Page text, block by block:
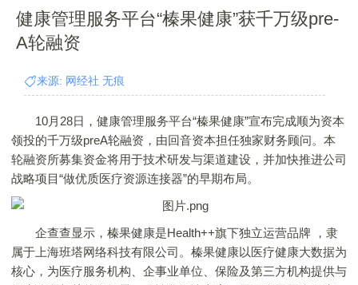
健康管理服务平台“榛果健康”获千万级pre-
A轮融资
来源: 网经社 无痕
10月28日，健康管理服务平台“榛果健康”宣布完成顺为资本
领投的千万级preA轮融资，由回音资本担任独家财务顾问。本
轮融资所募集资金将用于技术研发与渠道建设，并加快推进公司
战略项目“做优质医疗资源连接器”的早期布局。
企查查显示，榛果健康是Health++旗下独立运营品牌 ，隶
属于上海班塔网络科技有限公司。榛果健康以医疗健康大数据为
核心，为医疗服务机构、企事业单位、保险及第三方机构提供与